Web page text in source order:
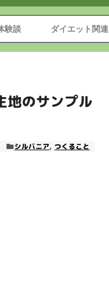
験談 ダイエット関連
地のサンプル
シルバニア, つくること